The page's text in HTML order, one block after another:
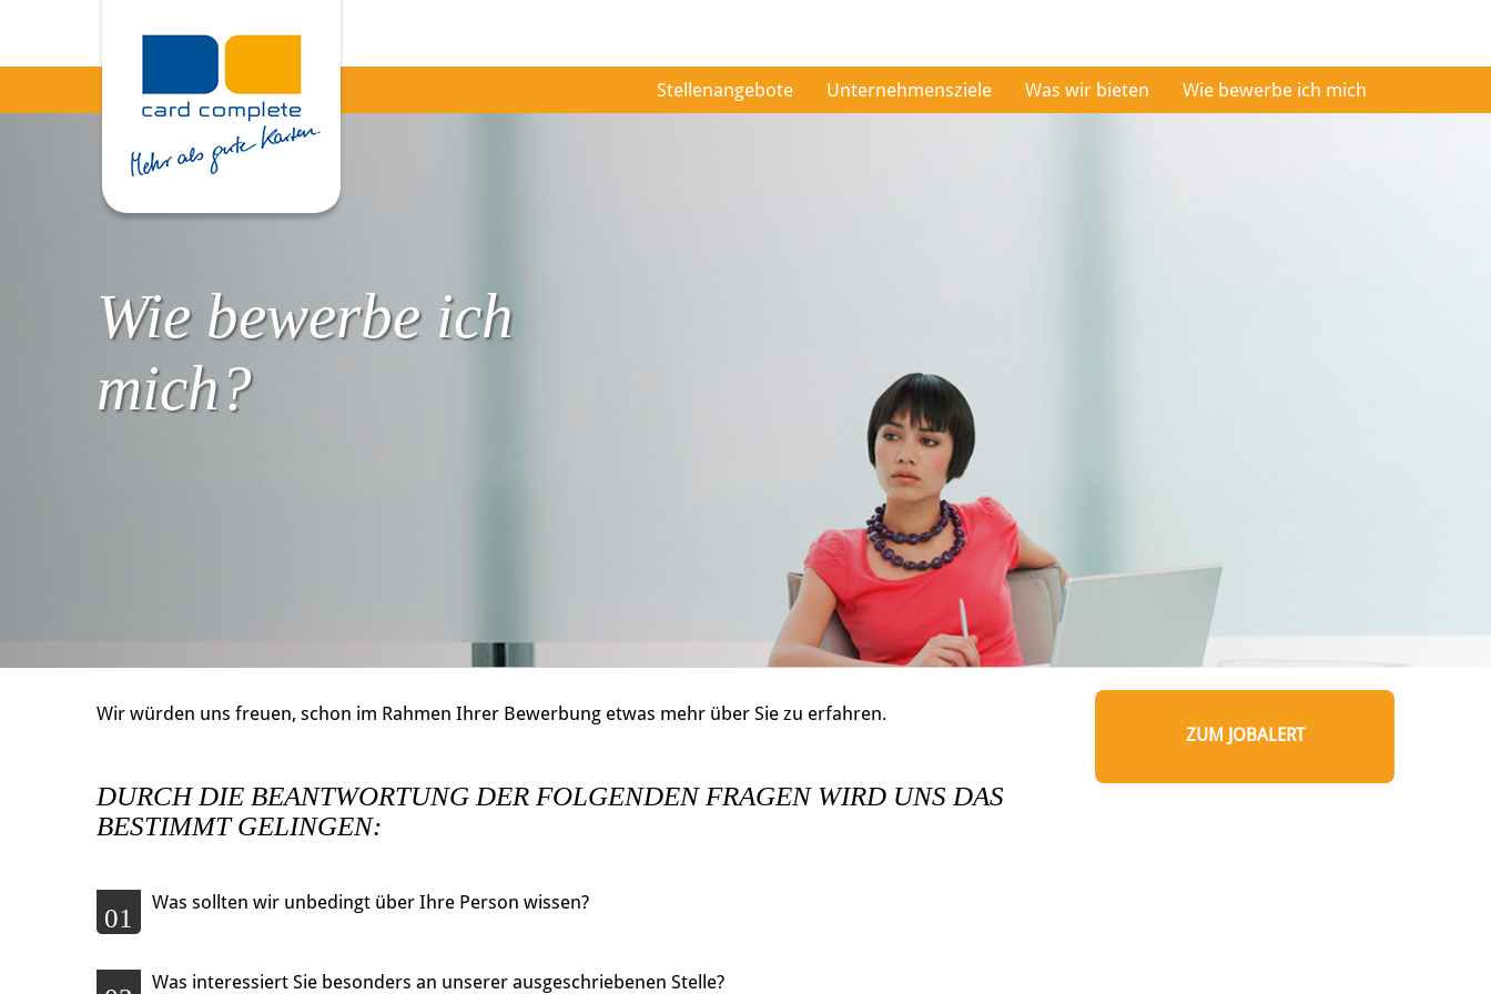
Stellenangebote Unternehmensziele Was wir bieten Wie bewerbe ich mich
Wie bewerbe ich
mich?
ZUM JOBALERT
Wir würden uns freuen, schon im Rahmen Ihrer Bewerbung etwas mehr über Sie zu erfahren.
DURCH DIE BEANTWORTUNG DER FOLGENDEN FRAGEN WIRD UNS DAS
BESTIMMT GELINGEN:
01
Was sollten wir unbedingt über Ihre Person wissen?
Was interessiert Sie besonders an unserer ausgeschriebenen Stelle?